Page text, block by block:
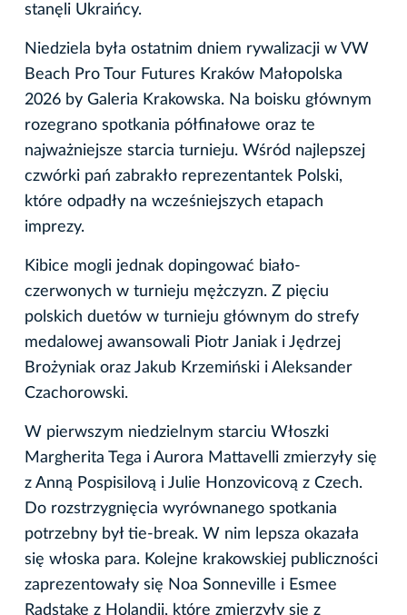
stanęli Ukraińcy.
Niedziela była ostatnim dniem rywalizacji w VW
Beach Pro Tour Futures Kraków Małopolska
2026 by Galeria Krakowska. Na boisku głównym
rozegrano spotkania półfinałowe oraz te
najważniejsze starcia turnieju. Wśród najlepszej
czwórki pań zabrakło reprezentantek Polski,
które odpadły na wcześniejszych etapach
imprezy.
Kibice mogli jednak dopingować biało-
czerwonych w turnieju mężczyzn. Z pięciu
polskich duetów w turnieju głównym do strefy
medalowej awansowali Piotr Janiak i Jędrzej
Brożyniak oraz Jakub Krzemiński i Aleksander
Czachorowski.
W pierwszym niedzielnym starciu Włoszki
Margherita Tega i Aurora Mattavelli zmierzyły się
z Anną Pospisilovą i Julie Honzovicovą z Czech.
Do rozstrzygnięcia wyrównanego spotkania
potrzebny był tie-break. W nim lepsza okazała
się włoska para. Kolejne krakowskiej publiczności
zaprezentowały się Noa Sonneville i Esmee
Radstake z Holandii, które zmierzyły się z